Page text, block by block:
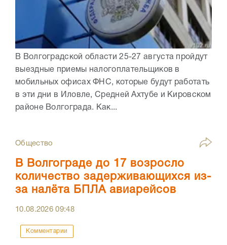
В Волгоградской области 25-27 августа пройдут
выездные приемы налогоплательщиков в
мобильных офисах ФНС, которые будут работать
в эти дни в Иловле, Средней Ахтубе и Кировском
районе Волгограда. Как...
Общество
В Волгограде до 17 возросло
количество задерживающихся из-
за налёта БПЛА авиарейсов
10.08.202609:48
Комментарии